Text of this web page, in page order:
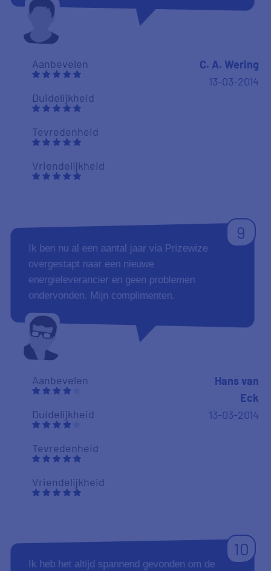
Aanbevelen
Duidelijkheid
Tevredenheid
Vriendelijkheid
C. A. Wering
13-03-2014
9
Ik ben nu al een aantal jaar via Prizewize
overgestapt naar een nieuwe
energieleverancier en geen problemen
ondervonden. Mijn complimenten.
Aanbevelen
Duidelijkheid
Tevredenheid
Vriendelijkheid
Hans van
Eck
13-03-2014
10
Ik heb het altijd spannend gevonden om de